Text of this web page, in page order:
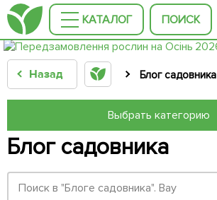
КАТАЛОГ ПОИСК
Назад Блог садовника
Выбрать категорию
Блог садовника